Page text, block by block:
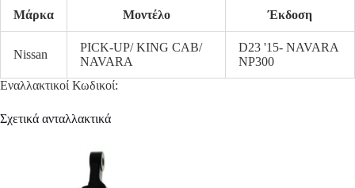
Μάρκα Μοντέλο Έκδοση
Nissan
PICK-UP/ KING CAB/
NAVARA
D23 '15- NAVARA
NP300
Εναλλακτικοί Κωδικοί:
Σχετικά ανταλλακτικά